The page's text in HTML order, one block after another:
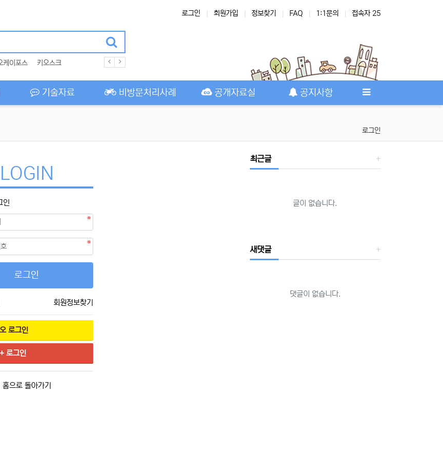
로그인 회원가입 정보찾기 FAQ 1:1문의 접속자 25
케이포스 키오스크
기술자료 비방문처리사례 공개자료실 공지사항
로그인
LOGIN
인
로그인
회원정보찾기
로그인
로그인
홈으로 돌아가기
최근글
글이 없습니다.
새댓글
댓글이 없습니다.